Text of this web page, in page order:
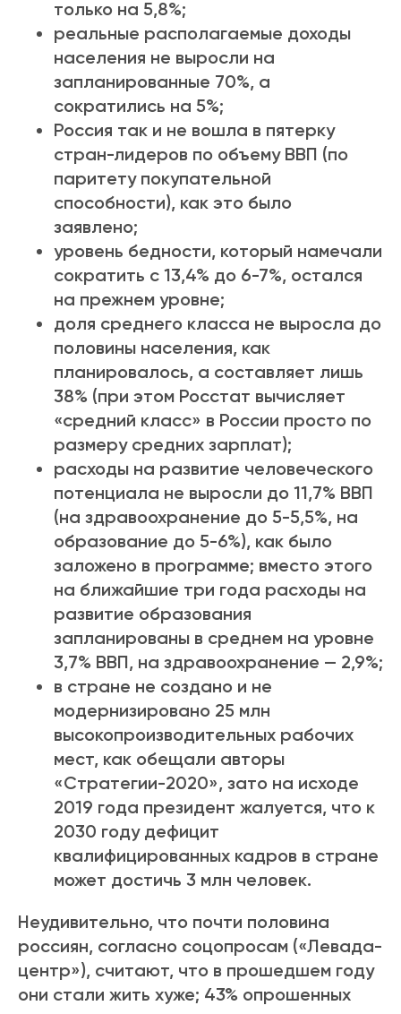
только на 5,8%;
реальные располагаемые доходы
населения не выросли на
запланированные 70%, а
сократились на 5%;
Россия так и не вошла в пятерку
стран-лидеров по объему ВВП (по
паритету покупательной
способности), как это было
заявлено;
уровень бедности, который намечали
сократить с 13,4% до 6-7%, остался
на прежнем уровне;
доля среднего класса не выросла до
половины населения, как
планировалось, а составляет лишь
38% (при этом Росстат вычисляет
«средний класс» в России просто по
размеру средних зарплат);
расходы на развитие человеческого
потенциала не выросли до 11,7% ВВП
(на здравоохранение до 5-5,5%, на
образование до 5-6%), как было
заложено в программе; вместо этого
на ближайшие три года расходы на
развитие образования
запланированы в среднем на уровне
3,7% ВВП, на здравоохранение — 2,9%;
в стране не создано и не
модернизировано 25 млн
высокопроизводительных рабочих
мест, как обещали авторы
«Стратегии-2020», зато на исходе
2019 года президент жалуется, что к
2030 году дефицит
квалифицированных кадров в стране
может достичь 3 млн человек.
Неудивительно, что почти половина
россиян, согласно соцопросам («Левада-
центр»), считают, что в прошедшем году
они стали жить хуже; 43% опрошенных